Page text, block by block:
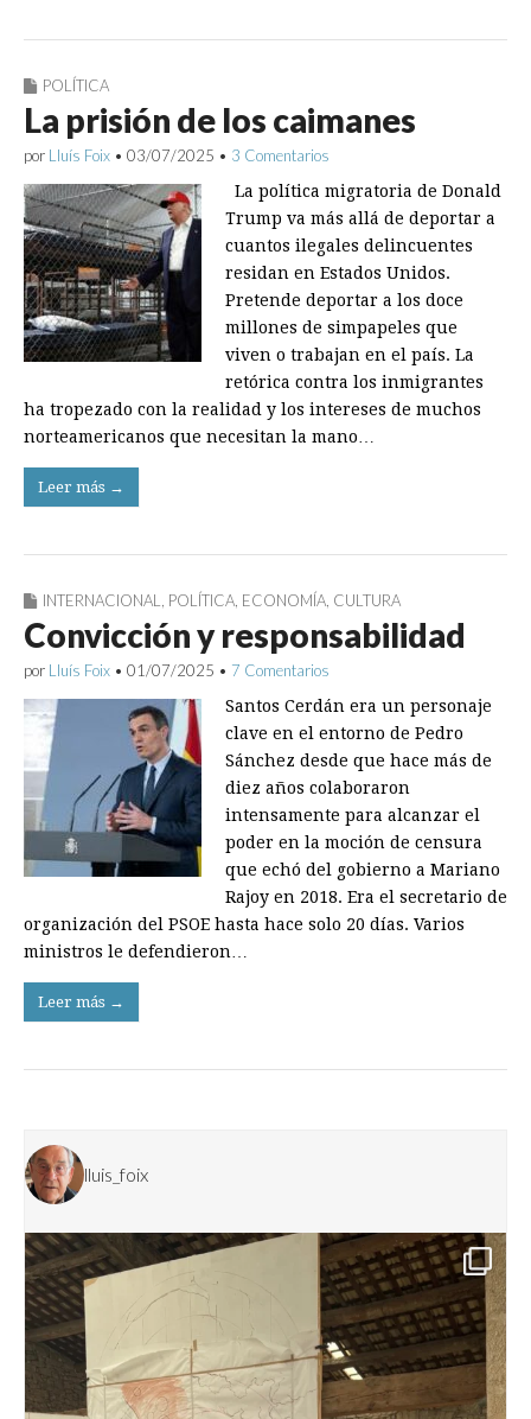
POLÍTICA
La prisión de los caimanes
por Lluís Foix • 03/07/2025 • 3 Comentarios
La política migratoria de Donald
Trump va más allá de deportar a
cuantos ilegales delincuentes
residan en Estados Unidos.
Pretende deportar a los doce
millones de simpapeles que
viven o trabajan en el país. La
retórica contra los inmigrantes
ha tropezado con la realidad y los intereses de muchos
norteamericanos que necesitan la mano…
Leer más →
INTERNACIONAL POLÍTICA ECONOMÍA CULTURA
Convicción y responsabilidad
por Lluís Foix • 01/07/2025 • 7 Comentarios
Santos Cerdán era un personaje
clave en el entorno de Pedro
Sánchez desde que hace más de
diez años colaboraron
intensamente para alcanzar el
poder en la moción de censura
que echó del gobierno a Mariano
Rajoy en 2018. Era el secretario de
organización del PSOE hasta hace solo 20 días. Varios
ministros le defendieron…
Leer más →
lluis_foix